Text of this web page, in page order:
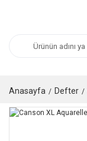
Anasayfa Defter